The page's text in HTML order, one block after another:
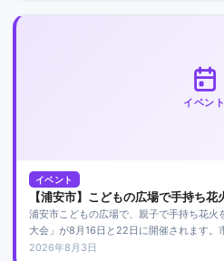
イベント
イベント
【浦安市】こどもの広場で手持ち
浦安市こどもの広場で、親子で手持ち花火
大会」が8月16日と22日に開催されます。
象で、各日先着10組です。
2026年8月3日